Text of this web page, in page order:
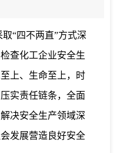
“四不两直”方式深
查化工企业安全生
上、生命至上，时
实责任链条，全面
决安全生产领域深
发展营造良好安全